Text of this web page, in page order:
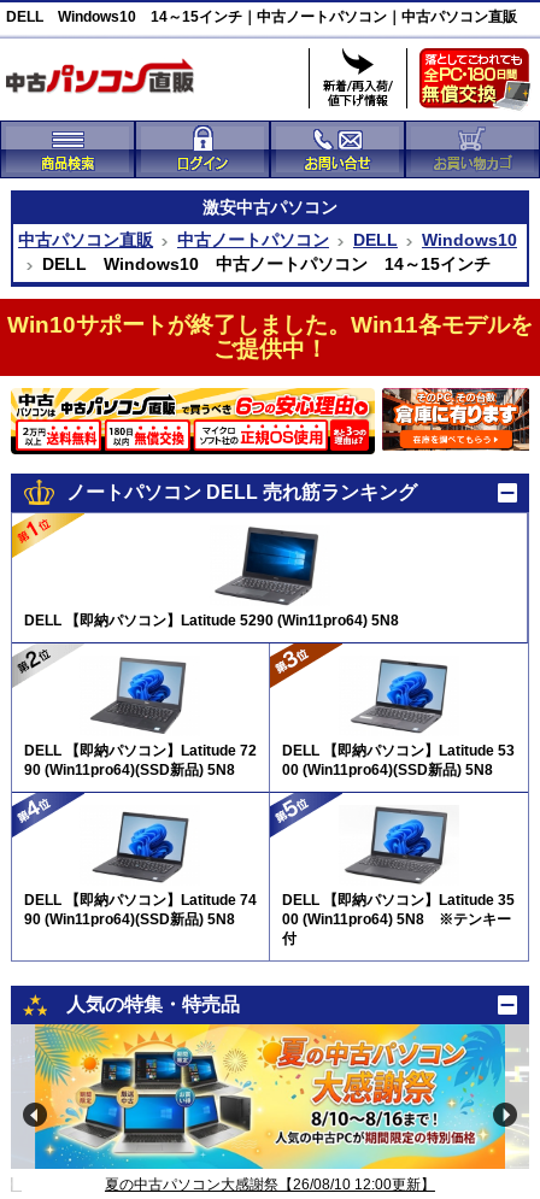
DELL Windows10 14～15インチ｜中古ノートパソコン｜中古パソコン直販
激安中古パソコン
中古パソコン直販
中古ノートパソコン DELL
Windows10
DELL Windows10 中古ノートパソコン 14～15インチ
Win10サポートが終了しました。Win11各モデルを
ご提供中！
ノートパソコン DELL 売れ筋ランキング
DELL 【即納パソコン】Latitude 5290 (Win11pro64) 5N8
DELL 【即納パソコン】Latitude 72
90 (Win11pro64)(SSD新品) 5N8
DELL 【即納パソコン】Latitude 53
00 (Win11pro64)(SSD新品) 5N8
DELL 【即納パソコン】Latitude 74
90 (Win11pro64)(SSD新品) 5N8
DELL 【即納パソコン】Latitude 35
00 (Win11pro64) 5N8 ※テンキー
付
人気の特集・特売品
夏の中古パソコン大感謝祭【26/08/10 12:00更新】